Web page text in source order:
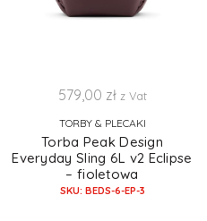
579,00 zł z Vat
TORBY & PLECAKI
Torba Peak Design
Everyday Sling 6L v2 Eclipse
– fioletowa
SKU: BEDS-6-EP-3